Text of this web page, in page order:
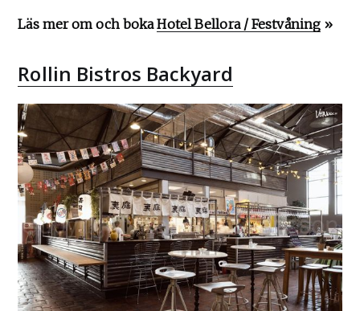
Läs mer om och bokaHotel Bellora / Festvåning »
Rollin Bistros Backyard